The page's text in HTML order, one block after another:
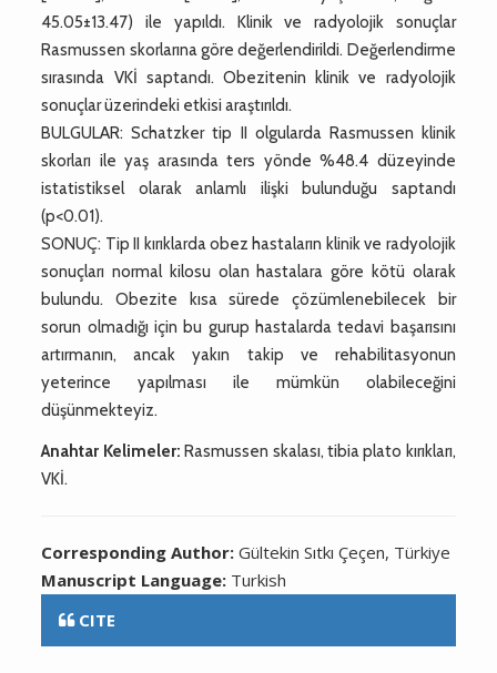
45.05±13.47) ile yapıldı. Klinik ve radyolojik sonuçlar
Rasmussen skorlarına göre değerlendirildi. Değerlendirme
sırasında VKİ saptandı. Obezitenin klinik ve radyolojik
sonuçlar üzerindeki etkisi araştırıldı.
BULGULAR: Schatzker tip II olgularda Rasmussen klinik
skorları ile yaş arasında ters yönde %48.4 düzeyinde
istatistiksel olarak anlamlı ilişki bulunduğu saptandı
(p<0.01).
SONUÇ: Tip II kırıklarda obez hastaların klinik ve radyolojik
sonuçları normal kilosu olan hastalara göre kötü olarak
bulundu. Obezite kısa sürede çözümlenebilecek bir
sorun olmadığı için bu gurup hastalarda tedavi başarısını
artırmanın, ancak yakın takip ve rehabilitasyonun
yeterince yapılması ile mümkün olabileceğini
düşünmekteyiz.
Anahtar Kelimeler: Rasmussen skalası, tibia plato kırıkları,
VKİ.
Corresponding Author:Gültekin Sıtkı Çeçen, Türkiye
Manuscript Language: Turkish
CITE